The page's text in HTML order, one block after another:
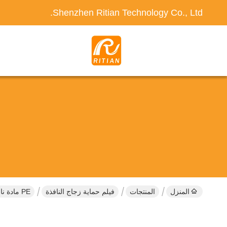
Shenzhen Ritian Technology Co., Ltd.
المنزل المنتجات فيلم حماية زجاج النافذة PE مادة نافذة زجاج حماية الفيلم 50-60 هيئة التصنيع العسكري سمك سماكة المقاومة